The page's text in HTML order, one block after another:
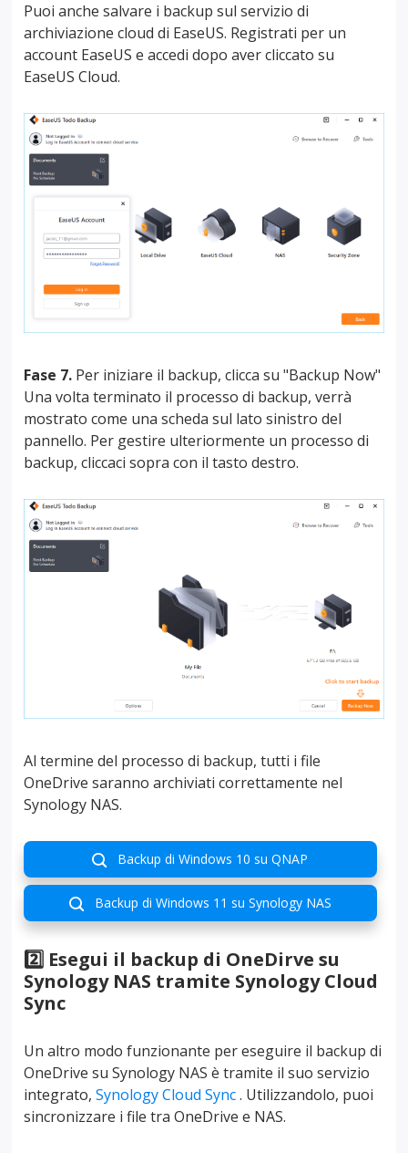
Puoi anche salvare i backup sul servizio di
archiviazione cloud di EaseUS. Registrati per un
account EaseUS e accedi dopo aver cliccato su
EaseUS Cloud.
Fase 7. Per iniziare il backup, clicca su "Backup Now"
Una volta terminato il processo di backup, verrà
mostrato come una scheda sul lato sinistro del
pannello. Per gestire ulteriormente un processo di
backup, cliccaci sopra con il tasto destro.
Al termine del processo di backup, tutti i file
OneDrive saranno archiviati correttamente nel
Synology NAS.
 Backup di Windows 10 su QNAP
 Backup di Windows 11 su Synology NAS
2️⃣ Esegui il backup di OneDirve su
Synology NAS tramite Synology Cloud
Sync
Un altro modo funzionante per eseguire il backup di
OneDrive su Synology NAS è tramite il suo servizio
integrato,Synology Cloud Sync. Utilizzandolo, puoi
sincronizzare i file tra OneDrive e NAS.